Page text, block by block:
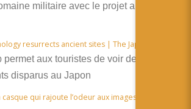
militaire avec le projet anglais
resurrects ancient sites | The Japan Times
aux touristes de voir des
disparus au Japon
casque qui rajoute l’odeur aux images de réalité